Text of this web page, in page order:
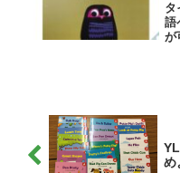
タ
語
が
め